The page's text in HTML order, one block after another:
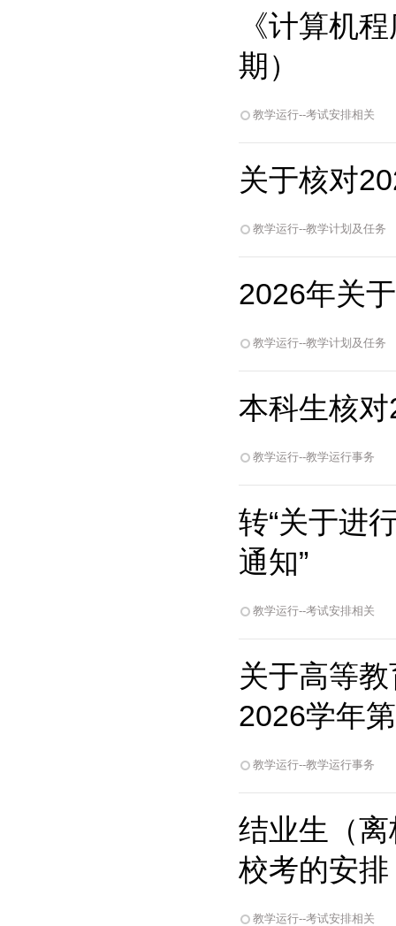
《计算机
期）
教学运行--考试安排相关
关于核对
教学运行--教学计划及任务
2026年关
教学运行--教学计划及任务
本科生核
教学运行--教学运行事务
转“关于进
通知”
教学运行--考试安排相关
关于高等
2026学年
教学运行--教学运行事务
结业生（
校考的安排
教学运行--考试安排相关